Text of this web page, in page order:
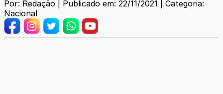
Por: Redação | Publicado em: 22/11/2021 | Categoria:
Nacional